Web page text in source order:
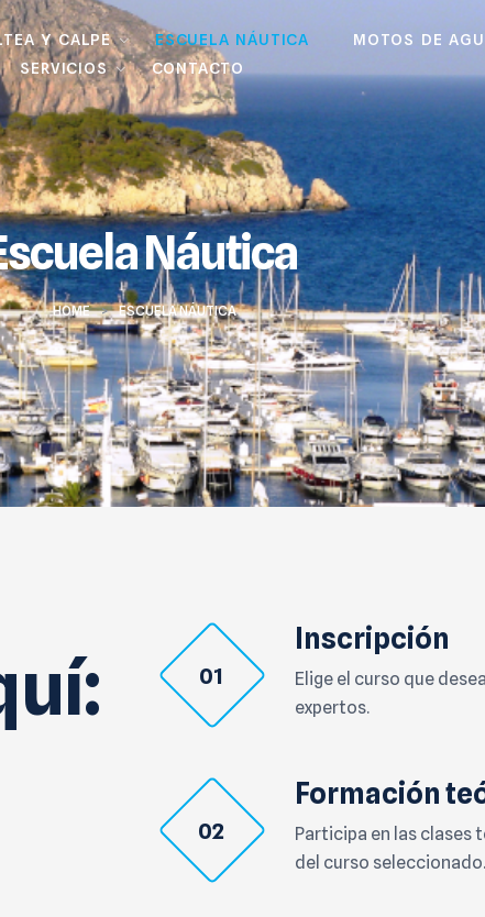
Y CALPE ESCUELA NÁUTICA
MOTOS DE
SERVICIOS
CONTACTO
Náutica
HOME > ESCUELA NÁUTICA
01
Inscripción
Elige el curso que
expertos.
02
Formación
Participa en las clases
del curso seleccionado.